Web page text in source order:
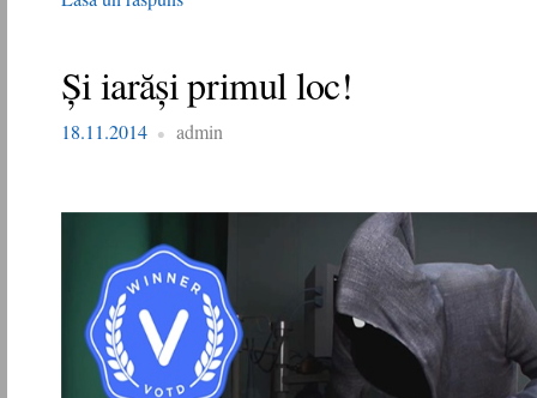
Și iarăși primul loc!
18.11.2014 admin